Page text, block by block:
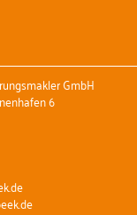
GmbH
6